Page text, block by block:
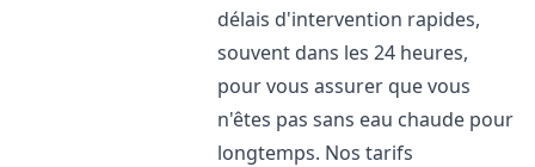
délais d'intervention rapides,
souvent dans les 24 heures,
pour vous assurer que vous
n'êtes pas sans eau chaude pour
longtemps. Nos tarifs